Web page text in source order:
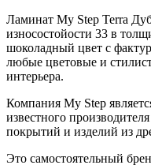
Ламинат My Step Terra
износостойости 33 в
шоколадный цвет с
любые цветовые и
интерьера.
Компания My Step
известного
покрытий и изделий из
Это самостоятельный